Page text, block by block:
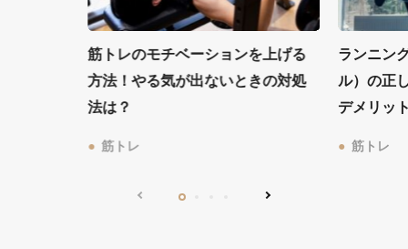
筋トレのモチベーションを上げる
方法！やる気が出ないときの対処
法は？
筋トレ
ランニン
ル）の正
デメリッ
筋トレ